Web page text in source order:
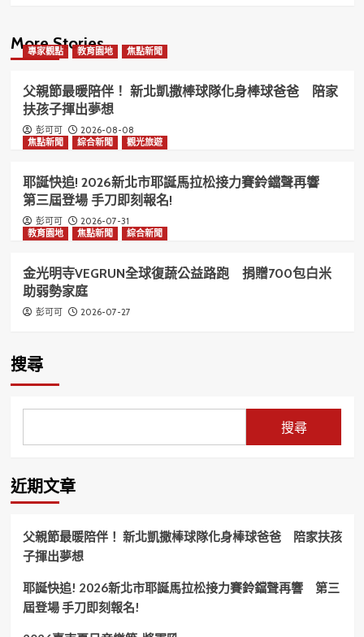
More Stories
專家觀點 教育園地 焦點新聞
父親節最暖陪伴！ 新北凱撒棒球隊化身棒球爸爸 陪家
扶孩子揮出夢想
彭可可
2026-08-08
焦點新聞
綜合新聞 觀光旅遊
耶誕快追! 2026新北市耶誕馬拉松接力賽鈴鐺聲再響
第三屆登場 手刀即刻報名!
彭可可
2026-07-31
教育園地
焦點新聞 綜合新聞
金光明寺VEGRUN全球復蔬公益路跑 捐贈700包白米
助弱勢家庭
彭可可 2026-07-27
搜尋
搜尋
近期文章
父親節最暖陪伴！ 新北凱撒棒球隊化身棒球爸爸 陪家扶孩
子揮出夢想
耶誕快追! 2026新北市耶誕馬拉松接力賽鈴鐺聲再響 第三
屆登場 手刀即刻報名!